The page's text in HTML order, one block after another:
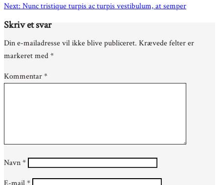
Next: Nunc tristique turpis ac turpis vestibulum, at semper
Skriv et svar
Din e-mailadresse vil ikke blive publiceret. Krævede felter er
markeret med*
Kommentar*
Navn*